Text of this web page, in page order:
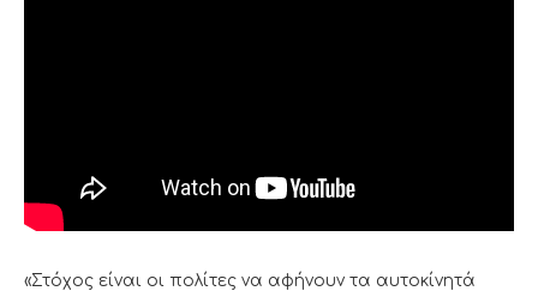
«Στόχος είναι οι πολίτες να αφήνουν τα αυτοκίνητά